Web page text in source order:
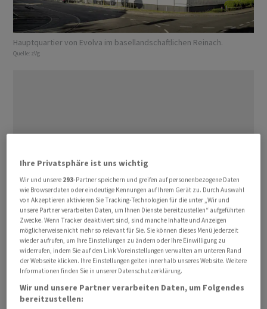
Hauptquartier von Evolva im basellandschaftlichen Reinach.
Quelle: zVg
Eine entsprechende Zulassung erteilte die
taiwanesischen Lebensmittel- und
Arzneimittelbehörde TFDA, wie Evolva am Dienstag
Ihre Privatsphäre ist uns wichtig
Wir und unsere 293-Partner speichern und greifen auf personenbezogene Daten
wie Browserdaten oder eindeutige Kennungen auf Ihrem Gerät zu. Durch Auswahl
von Akzeptieren aktivieren Sie Tracking-Technologien für die unter „Wir und
unsere Partner verarbeiten Daten, um Ihnen Dienste bereitzustellen“ aufgeführten
Zwecke. Wenn Tracker deaktiviert sind, sind manche Inhalte und Anzeigen
möglicherweise nicht mehr so relevant für Sie. Sie können dieses Menü jederzeit
wieder aufrufen, um Ihre Einstellungen zu ändern oder Ihre Einwilligung zu
widerrufen, indem Sie auf den Link Voreinstellungen verwalten am unteren Rand
der Webseite klicken. Ihre Einstellungen gelten innerhalb unseres Website. Weitere
Informationen finden Sie in unserer Datenschutzerklärung.
Wir und unsere Partner verarbeiten Daten, um Folgendes
bereitzustellen: